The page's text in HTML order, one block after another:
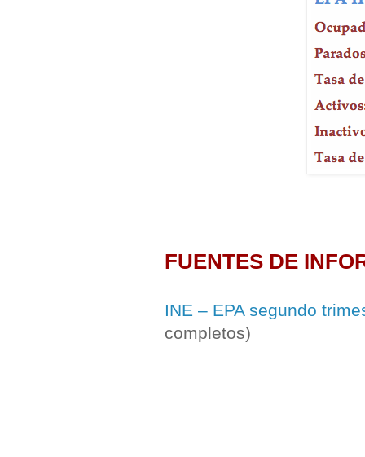
FUENTES DE
INE – EPA segundo
completos)